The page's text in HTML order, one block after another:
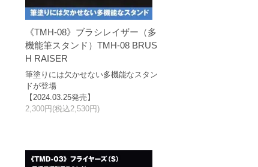
《TMH-08》ブラシレイザー（多
機能筆スタンド）TMH-08 BRUS
H RAISER
筆塗りには欠かせない多機能なスタン
ドが登場
【2024.03.25発売】
2,300円(税込2,530円)